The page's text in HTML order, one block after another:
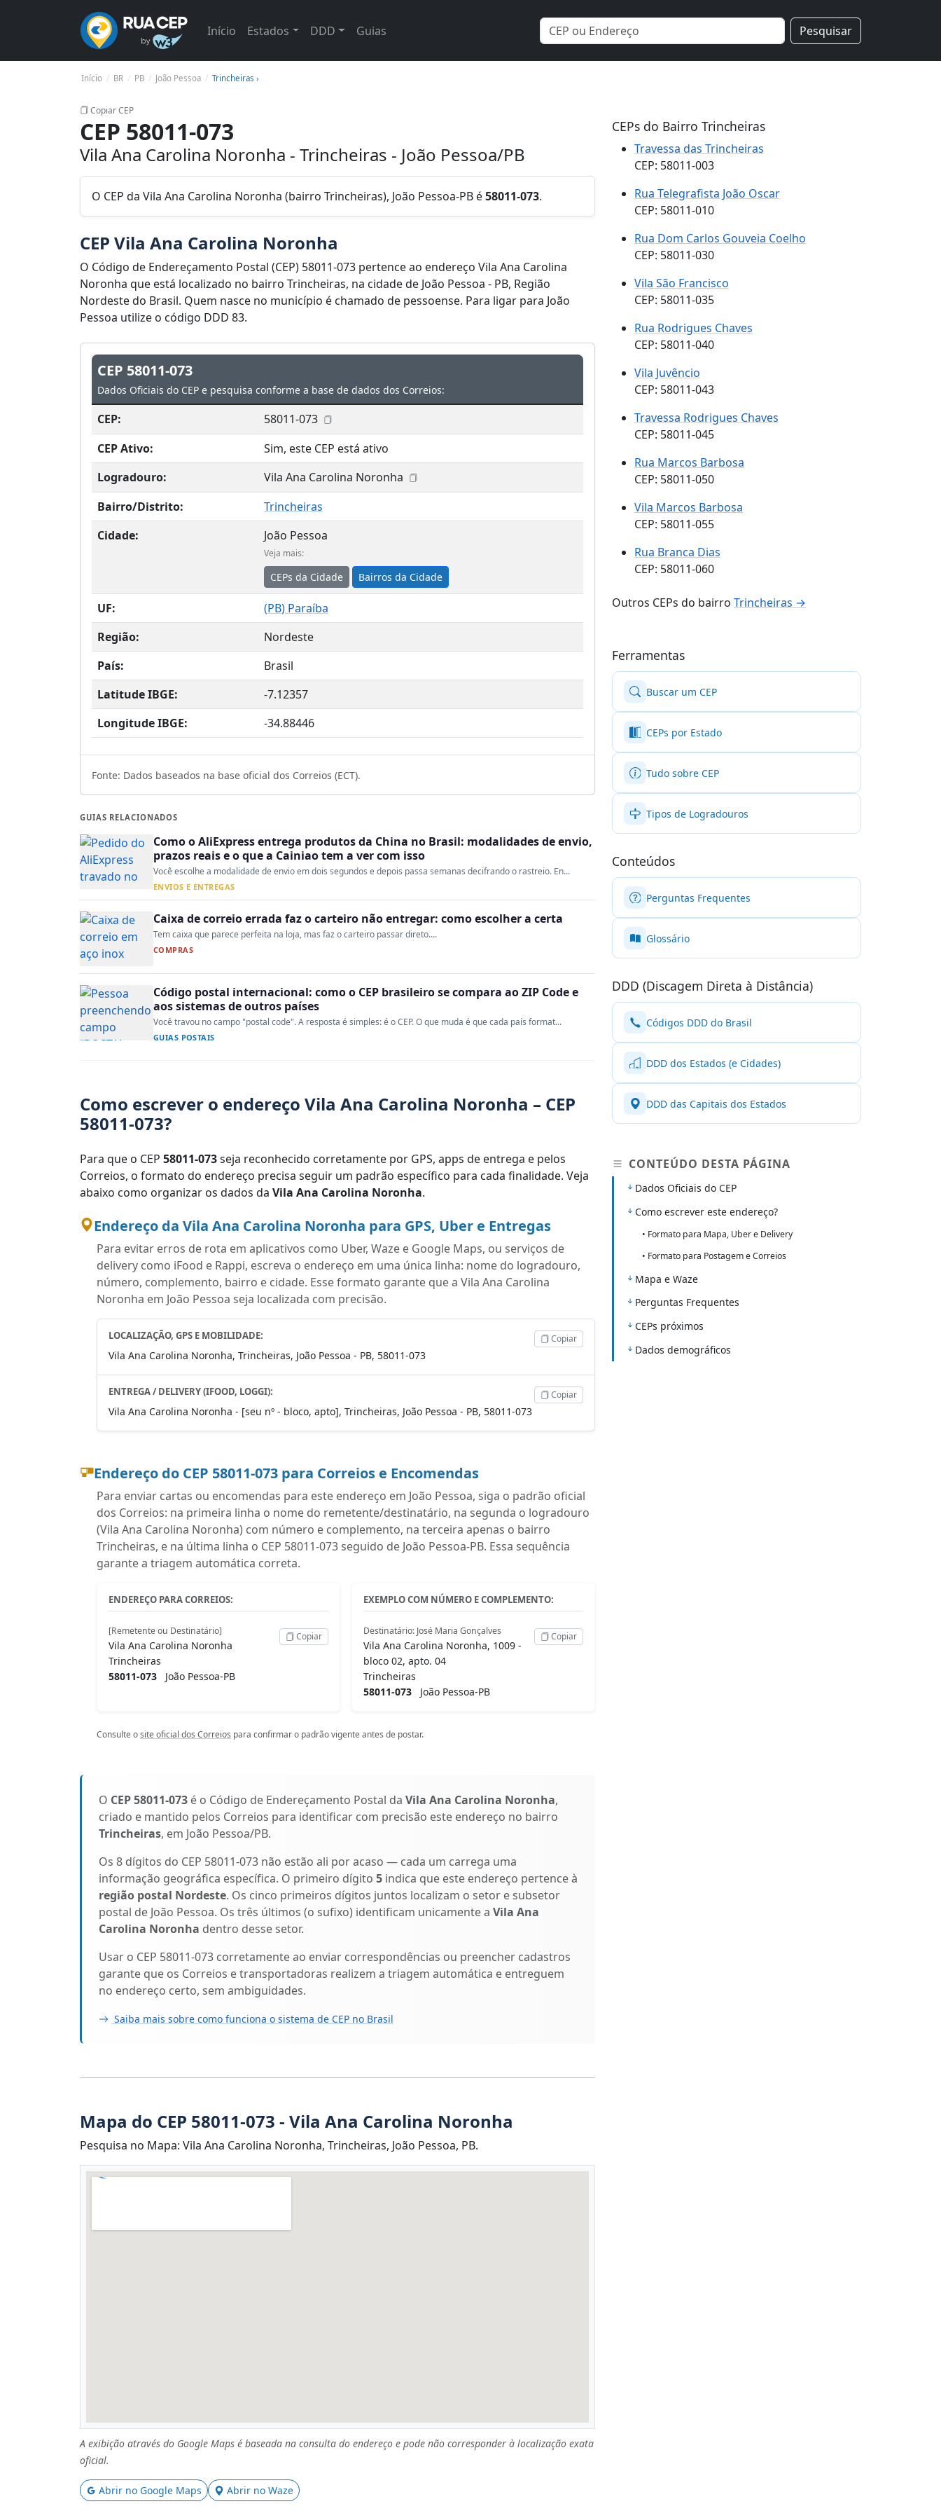
Início Estados DDD Guias Pesquisar
Início BR PB João Pessoa Trincheiras ›
Copiar CEP
CEP 58011-073
Vila Ana Carolina Noronha - Trincheiras - João Pessoa/PB
O CEP da Vila Ana Carolina Noronha (bairro Trincheiras), João Pessoa-PB é58011-073.
CEP Vila Ana Carolina Noronha
O Código de Endereçamento Postal (CEP) 58011-073 pertence ao endereço Vila Ana Carolina
Noronha que está localizado no bairro Trincheiras, na cidade de João Pessoa - PB, Região
Nordeste do Brasil. Quem nasce no município é chamado de pessoense. Para ligar para João
Pessoa utilize o código DDD 83.
CEP 58011-073
Dados Oficiais do CEP e pesquisa conforme a base de dados dos Correios:
CEP:
58011-073
CEP Ativo:
Sim, este CEP está ativo
Logradouro:
Vila Ana Carolina Noronha
Bairro/Distrito:
Trincheiras
Cidade:
João Pessoa
Veja mais:
CEPs da Cidade Bairros da Cidade
UF: (PB) Paraíba
Região:
Nordeste
País:
Brasil
Latitude IBGE:
-7.12357
Longitude IBGE:
-34.88446
Fonte: Dados baseados na base oficial dos Correios (ECT).
GUIAS RELACIONADOS
Como o AliExpress entrega produtos da China no Brasil: modalidades de envio,
prazos reais e o que a Cainiao tem a ver com isso
Você escolhe a modalidade de envio em dois segundos e depois passa semanas decifrando o rastreio. En...
ENVIOS E ENTREGAS
Caixa de correio errada faz o carteiro não entregar: como escolher a certa
Tem caixa que parece perfeita na loja, mas faz o carteiro passar direto....
COMPRAS
Código postal internacional: como o CEP brasileiro se compara ao ZIP Code e
aos sistemas de outros países
Você travou no campo "postal code". A resposta é simples: é o CEP. O que muda é que cada país format...
GUIAS POSTAIS
Como escrever o endereço Vila Ana Carolina Noronha – CEP
58011-073?
Para que o CEP 58011-073seja reconhecido corretamente por GPS, apps de entrega e pelos
Correios, o formato do endereço precisa seguir um padrão específico para cada finalidade. Veja
abaixo como organizar os dados da Vila Ana Carolina Noronha.
Endereço da Vila Ana Carolina Noronha para GPS, Uber e Entregas
Para evitar erros de rota em aplicativos como Uber, Waze e Google Maps, ou serviços de
delivery como iFood e Rappi, escreva o endereço em uma única linha: nome do logradouro,
número, complemento, bairro e cidade. Esse formato garante que a Vila Ana Carolina
Noronha em João Pessoa seja localizada com precisão.
LOCALIZAÇÃO, GPS E MOBILIDADE:
Vila Ana Carolina Noronha, Trincheiras, João Pessoa - PB, 58011-073
Copiar
ENTREGA / DELIVERY (IFOOD, LOGGI):
Vila Ana Carolina Noronha - [seu nº - bloco, apto], Trincheiras, João Pessoa - PB, 58011-073
Copiar
Endereço do CEP 58011-073 para Correios e Encomendas
Para enviar cartas ou encomendas para este endereço em João Pessoa, siga o padrão oficial
dos Correios: na primeira linha o nome do remetente/destinatário, na segunda o logradouro
(Vila Ana Carolina Noronha) com número e complemento, na terceira apenas o bairro
Trincheiras, e na última linha o CEP 58011-073 seguido de João Pessoa-PB. Essa sequência
garante a triagem automática correta.
ENDEREÇO PARA CORREIOS:
[Remetente ou Destinatário]
Vila Ana Carolina Noronha
Trincheiras
58011-073 João Pessoa-PB
Copiar
EXEMPLO COM NÚMERO E COMPLEMENTO:
Destinatário: José Maria Gonçalves
Vila Ana Carolina Noronha, 1009 -
bloco 02, apto. 04
Trincheiras
58011-073 João Pessoa-PB
Copiar
Consulte osite oficial dos Correios para confirmar o padrão vigente antes de postar.
O CEP 58011-073 é o Código de Endereçamento Postal da Vila Ana Carolina Noronha,
criado e mantido pelos Correios para identificar com precisão este endereço no bairro
Trincheiras, em João Pessoa/PB.
Os 8 dígitos do CEP 58011-073 não estão ali por acaso — cada um carrega uma
informação geográfica específica. O primeiro dígito 5 indica que este endereço pertence à
região postal Nordeste. Os cinco primeiros dígitos juntos localizam o setor e subsetor
postal de João Pessoa. Os três últimos (o sufixo) identificam unicamente a Vila Ana
Carolina Noronha dentro desse setor.
Usar o CEP 58011-073 corretamente ao enviar correspondências ou preencher cadastros
garante que os Correios e transportadoras realizem a triagem automática e entreguem
no endereço certo, sem ambiguidades.
Saiba mais sobre como funciona o sistema de CEP no Brasil
Mapa do CEP 58011-073 - Vila Ana Carolina Noronha
Pesquisa no Mapa: Vila Ana Carolina Noronha, Trincheiras, João Pessoa, PB.
A exibição através do Google Maps é baseada na consulta do endereço e pode não corresponder à localização exata
oficial.
Abrir no Google Maps Abrir no Waze
CEPs do Bairro Trincheiras
Travessa das Trincheiras
CEP: 58011-003
Rua Telegrafista João Oscar
CEP: 58011-010
Rua Dom Carlos Gouveia Coelho
CEP: 58011-030
Vila São Francisco
CEP: 58011-035
Rua Rodrigues Chaves
CEP: 58011-040
Vila Juvêncio
CEP: 58011-043
Travessa Rodrigues Chaves
CEP: 58011-045
Rua Marcos Barbosa
CEP: 58011-050
Vila Marcos Barbosa
CEP: 58011-055
Rua Branca Dias
CEP: 58011-060
Outros CEPs do bairro Trincheiras →
Ferramentas
Buscar um CEP
CEPs por Estado
Tudo sobre CEP
Tipos de Logradouros
Conteúdos
Perguntas Frequentes
Glossário
DDD (Discagem Direta à Distância)
Códigos DDD do Brasil
DDD dos Estados (e Cidades)
DDD das Capitais dos Estados
CONTEÚDO DESTA PÁGINA
Dados Oficiais do CEP
Como escrever este endereço?
• Formato para Mapa, Uber e Delivery
• Formato para Postagem e Correios
Mapa e Waze
Perguntas Frequentes
CEPs próximos
Dados demográficos